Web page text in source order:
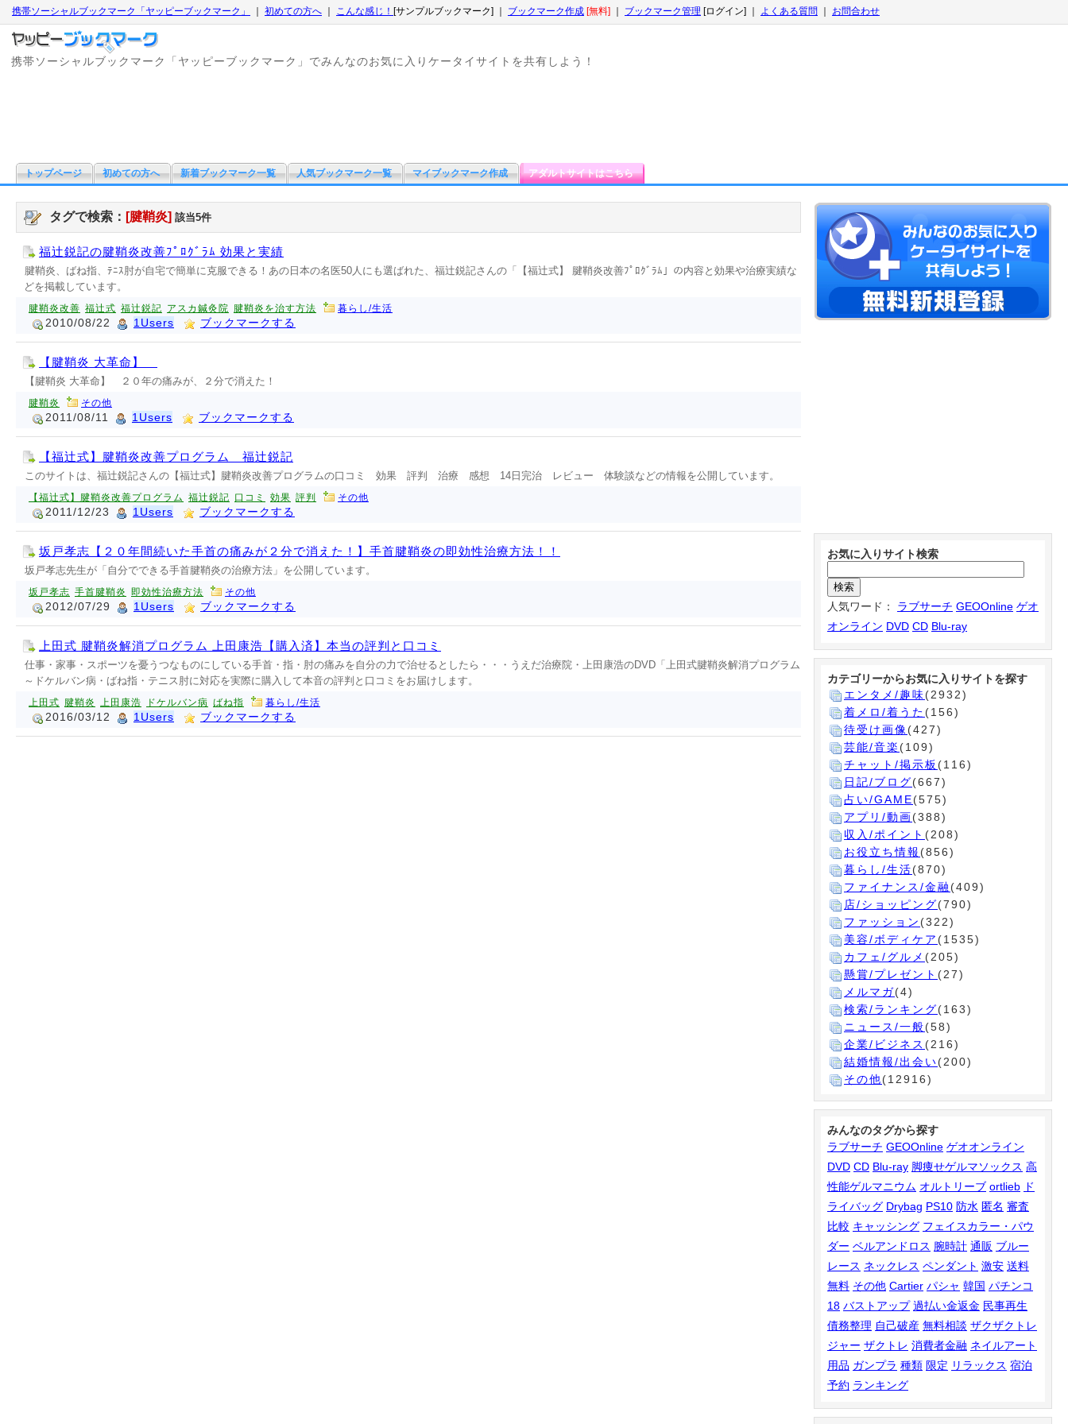
携帯ソーシャルブックマーク「ヤッピーブックマーク」 初めての方へ こんな感じ！ [サンプルブックマーク] ｜ ブックマーク作成 [無料] ブックマーク管理 [ログイン] ｜ よくある質問 お問合わせ
携帯ソーシャルブックマーク「ヤッピーブックマーク」でみんなのお気に入りケータイサイトを共有しよう！
トップページ 初めての方へ 新着ブックマーク一覧 人気ブックマーク一覧 マイブックマーク作成 アダルトサイトはこちら
タグで検索： [腱鞘炎] 該当5件
福辻鋭記の腱鞘炎改善ﾌﾟﾛｸﾞﾗﾑ 効果と実績
腱鞘炎、ばね指、ﾃﾆｽ肘が自宅で簡単に克服できる！あの日本の名医50人にも選ばれた、福辻鋭記さんの「【福辻式】 腱鞘炎改善ﾌﾟﾛｸﾞﾗﾑ」の内容と効果や治療実績な
どを掲載しています。
腱鞘炎改善 福辻式 福辻鋭記 アスカ鍼灸院 腱鞘炎を治す方法 暮らし/生活
2010/08/22 1Users ブックマークする
【腱鞘炎 大革命】
【腱鞘炎 大革命】 ２０年の痛みが、２分で消えた！
腱鞘炎 その他
2011/08/11 1Users ブックマークする
【福辻式】腱鞘炎改善プログラム 福辻鋭記
このサイトは、福辻鋭記さんの【福辻式】腱鞘炎改善プログラムの口コミ 効果 評判 治療 感想 14日完治 レビュー 体験談などの情報を公開しています。
【福辻式】腱鞘炎改善プログラム 福辻鋭記 口コミ 効果 評判 その他
2011/12/23 1Users ブックマークする
坂戸孝志【２０年間続いた手首の痛みが２分で消えた！】手首腱鞘炎の即効性治療方法！！
坂戸孝志先生が「自分でできる手首腱鞘炎の治療方法」を公開しています。
坂戸孝志 手首腱鞘炎 即効性治療方法 その他
2012/07/29 1Users ブックマークする
上田式 腱鞘炎解消プログラム 上田康浩【購入済】本当の評判と口コミ
仕事・家事・スポーツを憂うつなものにしている手首・指・肘の痛みを自分の力で治せるとしたら・・・うえだ治療院・上田康浩のDVD「上田式腱鞘炎解消プログラム
～ドケルバン病・ばね指・テニス肘に対応を実際に購入して本音の評判と口コミをお届けします。
上田式 腱鞘炎 上田康浩 ドケルバン病 ばね指 暮らし/生活
2016/03/12 1Users ブックマークする
お気に入りサイト検索
人気ワード： ラブサーチ GEOOnline ゲオ
オンライン DVD CD Blu-ray
カテゴリーからお気に入りサイトを探す
エンタメ/趣味(2932)
着メロ/着うた (156)
待受け画像(427)
芸能/音楽 (109)
チャット/掲示板 (116)
日記/ブログ(667)
占い/GAME(575)
アプリ/動画(388)
収入/ポイント (208)
お役立ち情報 (856)
暮らし/生活(870)
ファイナンス/金融 (409)
店/ショッピング(790)
ファッション (322)
美容/ボディケア (1535)
カフェ/グルメ (205)
懸賞/プレゼント (27)
メルマガ(4)
検索/ランキング(163)
ニュース/一般(58)
企業/ビジネス (216)
結婚情報/出会い(200)
その他(12916)
みんなのタグから探す
ラブサーチ GEOOnline ゲオオンライン
DVD CD Blu-ray 脚痩せゲルマソックス 高
性能ゲルマニウム オルトリーブ ortlieb ド
ライバッグ Drybag PS10 防水 匿名 審査
比較 キャッシング フェイスカラー・パウ
ダー ベルアンドロス 腕時計 通販 ブルー
レース ネックレス ペンダント 激安 送料
無料 その他 Cartier パシャ 韓国 パチンコ
18 バストアップ 過払い金返金 民事再生
債務整理 自己破産 無料相談 ザクザクトレ
ジャー ザクトレ 消費者金融 ネイルアート
用品 ガンプラ 種類 限定 リラックス 宿泊
予約 ランキング